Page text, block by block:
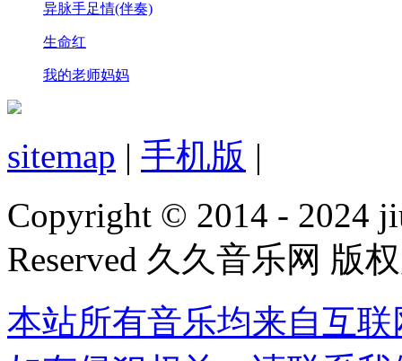
异脉手足情(伴奏)
生命红
我的老师妈妈
sitemap | 手机版 |
Copyright © 2014 - 2024
Reserved 久久音乐网 版
本站所有音乐均来自互